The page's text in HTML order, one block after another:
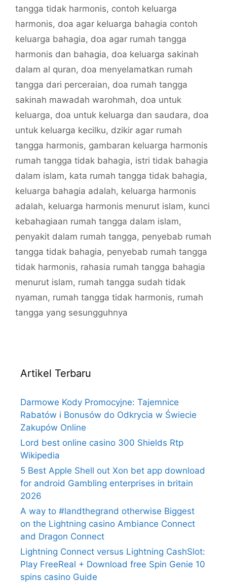
tangga tidak harmonis, contoh keluarga
harmonis, doa agar keluarga bahagia contoh
keluarga bahagia, doa agar rumah tangga
harmonis dan bahagia, doa keluarga sakinah
dalam al quran, doa menyelamatkan rumah
tangga dari perceraian, doa rumah tangga
sakinah mawadah warohmah, doa untuk
keluarga, doa untuk keluarga dan saudara, doa
untuk keluarga kecilku, dzikir agar rumah
tangga harmonis, gambaran keluarga harmonis
rumah tangga tidak bahagia, istri tidak bahagia
dalam islam, kata rumah tangga tidak bahagia,
keluarga bahagia adalah, keluarga harmonis
adalah, keluarga harmonis menurut islam, kunci
kebahagiaan rumah tangga dalam islam,
penyakit dalam rumah tangga, penyebab rumah
tangga tidak bahagia, penyebab rumah tangga
tidak harmonis, rahasia rumah tangga bahagia
menurut islam, rumah tangga sudah tidak
nyaman, rumah tangga tidak harmonis, rumah
tangga yang sesungguhnya
Artikel Terbaru
Darmowe Kody Promocyjne: Tajemnice
Rabatów i Bonusów do Odkrycia w Świecie
Zakupów Online
Lord best online casino 300 Shields Rtp
Wikipedia
5 Best Apple Shell out Xon bet app download
for android Gambling enterprises in britain
2026
A way to #landthegrand otherwise Biggest
on the Lightning casino Ambiance Connect
and Dragon Connect
Lightning Connect versus Lightning CashSlot:
Play FreeReal + Download free Spin Genie 10
spins casino Guide